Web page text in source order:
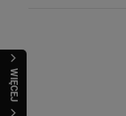
WIĘCEJ